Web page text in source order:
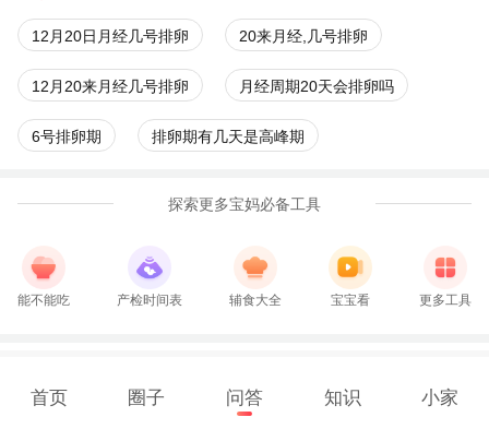
12月20日月经几号排卵 20来月经,几号排卵
12月20来月经几号排卵 月经周期20天会排卵吗
6号排卵期 排卵期有几天是高峰期
探索更多宝妈必备工具
能不能吃 产检时间表 辅食大全 宝宝看 更多工具
首页 圈子 问答 知识 小家